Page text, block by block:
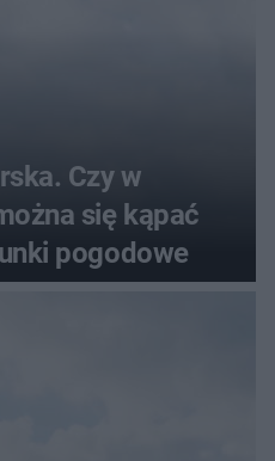
Czy w
się kąpać
pogodowe